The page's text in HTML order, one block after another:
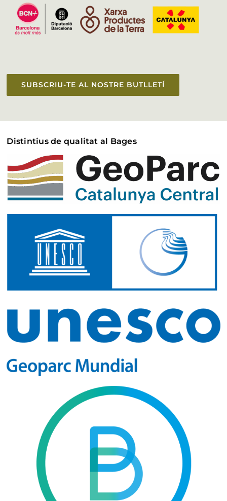
SUBSCRIU-TE AL NOSTRE BUTLLETÍ
Distintius de qualitat al Bages